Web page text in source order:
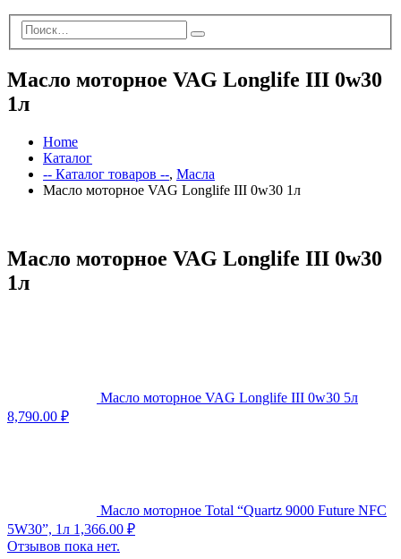
Масло моторное VAG Longlife III 0w30
1л
Home
Каталог
-- Каталог товаров --, Масла
Масло моторное VAG Longlife III 0w30 1л
Масло моторное VAG Longlife III 0w30
1л
Масло моторное VAG Longlife III 0w30 5л
8,790.00 ₽
Масло моторное Total “Quartz 9000 Future NFC
5W30”, 1л 1,366.00 ₽
Отзывов пока нет.